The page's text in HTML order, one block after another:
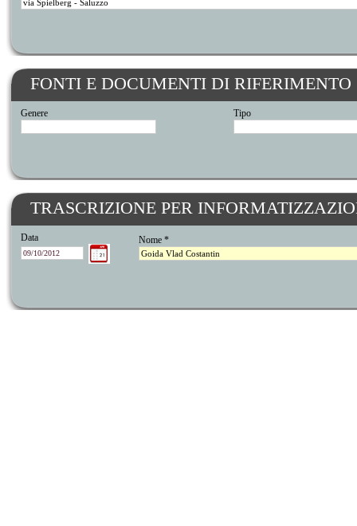
FONTI E DOCUMENTI DI RIFERIMENTO
Genere Tipo
TRASCRIZIONE PER
Data Nome *